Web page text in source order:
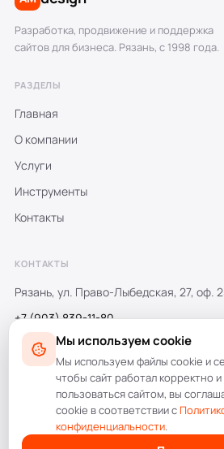
Разработка, продвижение и поддержка
сайтов для бизнеса. Рязань, с 1998 года.
РАЗДЕЛЫ
Главная
О компании
Услуги
Инструменты
Контакты
КОНТАКТЫ
Рязань, ул. Право-Лыбедская, 27, оф.
+7 (903) 839-11-80
+7 (4912) 470-777
info@amdesign.ru
© 1998–2026 AMdesign. Все права
Мы используем cookie
Мы используем файлы cookie и
чтобы сайт работал корректно
пользоваться сайтом, вы
cookie в соответствии с
конфиденциальности.